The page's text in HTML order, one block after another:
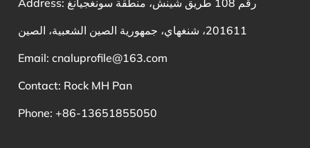
Address: رقم 108 طريق شينش، منطقة سونغجيانغ
201611، شنغهاي، جمهورية الصين الشعبية، الصين
Email:cnaluprofile@163.com
Contact: Rock MH Pan
Phone: +86-13651855050